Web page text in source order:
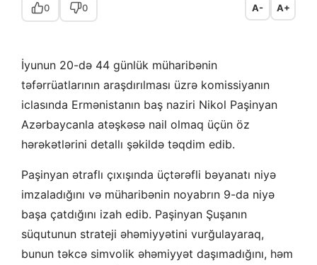
0 0 A- A+
İyunun 20-də 44 günlük müharibənin
təfərrüatlarının araşdırılması üzrə komissiyanın
iclasında Ermənistanın baş naziri Nikol Paşinyan
Azərbaycanla atəşkəsə nail olmaq üçün öz
hərəkətlərini detallı şəkildə təqdim edib.
Paşinyan ətraflı çıxışında üçtərəfli bəyanatı niyə
imzaladığını və müharibənin noyabrın 9-da niyə
başa çatdığını izah edib. Paşinyan Şuşanın
süqutunun strateji əhəmiyyətini vurğulayaraq,
bunun təkcə simvolik əhəmiyyət daşımadığını, həm